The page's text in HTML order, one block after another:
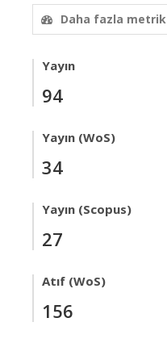
Daha fazla metrik
Yayın
94
Yayın (WoS)
34
Yayın (Scopus)
27
Atıf (WoS)
156